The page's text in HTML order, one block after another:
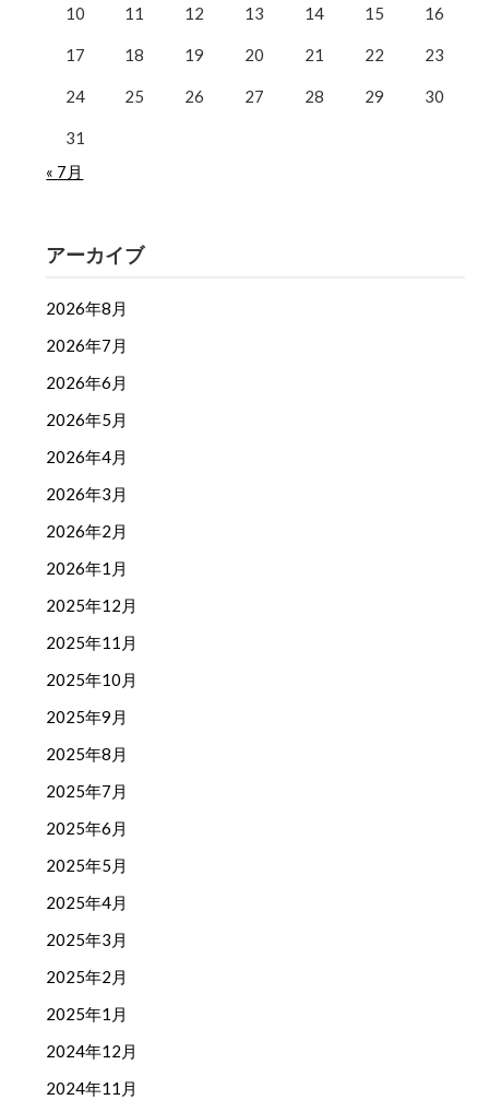
10 11 12 13 14 15 16
17 18 19 20 21 22 23
24 25 26 27 28 29 30
31
« 7月
アーカイブ
2026年8月
2026年7月
2026年6月
2026年5月
2026年4月
2026年3月
2026年2月
2026年1月
2025年12月
2025年11月
2025年10月
2025年9月
2025年8月
2025年7月
2025年6月
2025年5月
2025年4月
2025年3月
2025年2月
2025年1月
2024年12月
2024年11月